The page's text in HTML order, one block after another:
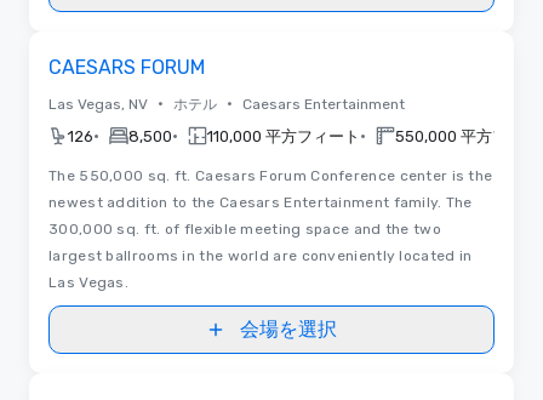
CAESARS FORUM
Las Vegas, NV • ホテル • Caesars Entertainment
126• 8,500• 110,000 平方フィート • 550,000 平方フィー
The 550,000 sq. ft. Caesars Forum Conference center is the
newest addition to the Caesars Entertainment family. The
300,000 sq. ft. of flexible meeting space and the two
largest ballrooms in the world are conveniently located in
Las Vegas.
会場を選択